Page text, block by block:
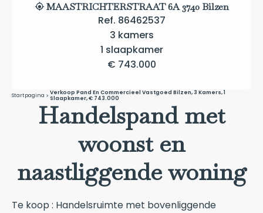
MAASTRICHTERSTRAAT 6A 3740 Bilzen
Ref. 86462537
3 kamers
1 slaapkamer
€ 743.000
Startpagina
Verkoop Pand En Commercieel Vastgoed Bilzen, 3 Kamers, 1
Slaapkamer, € 743.000
Handelspand met
woonst en
naastliggende woning
Te koop : Handelsruimte met bovenliggende